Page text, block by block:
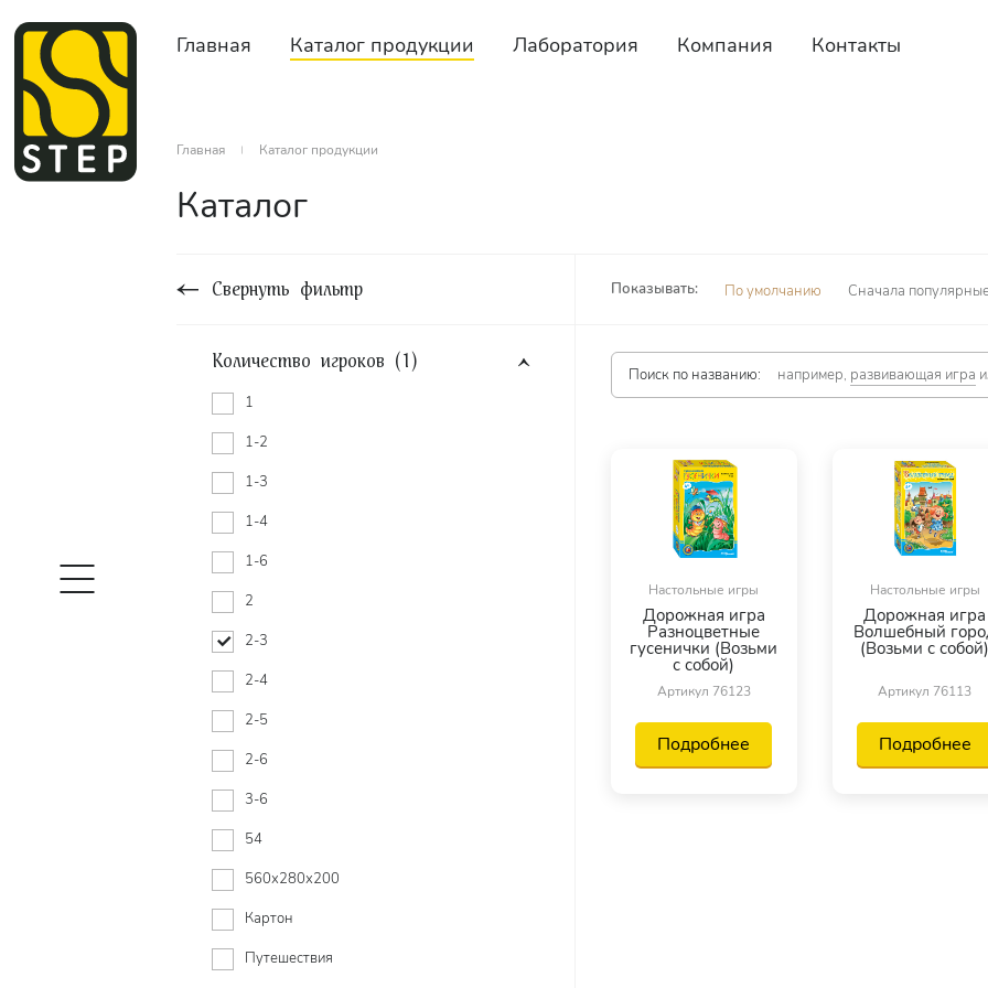
Главная Каталог продукции Лаборатория Компания Контакты
Главная Каталог продукции
Каталог
Показывать: По умолчанию Сначала
Свернуть фильтр
Поиск по названию: например, развивающая игра
Настольные игры
Дорожная игра
Разноцветные
гусенички (Возьми
с собой)
Артикул 76123
Подробнее
Настольные игры
Дорожная игра
Волшебный
(Возьми с
Артикул 76113
Подробнее
Количество игроков (1)
1
1-2
1-3
1-4
1-6
2
2-3
2-4
2-5
2-6
3-6
54
560х280х200
Картон
Путешествия